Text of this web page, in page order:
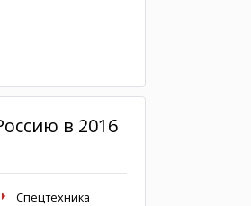
в 2016
Спецтехника